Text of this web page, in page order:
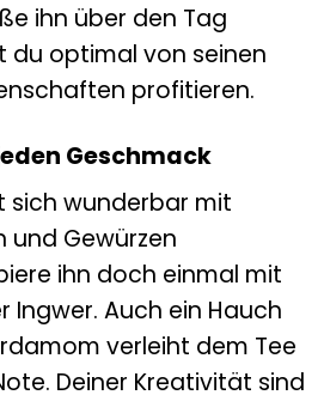
ihn über den Tag
du optimal von seinen
profitieren.
Geschmack
sich wunderbar mit
und Gewürzen
ihn doch einmal mit
Ingwer. Auch ein Hauch
verleiht dem Tee
Deiner Kreativität sind